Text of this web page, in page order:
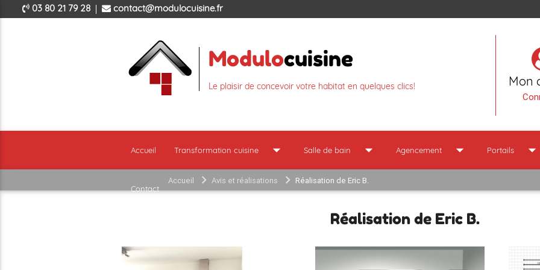
03 80 21 79 28 contact@modulocuisine.fr
Modulocuisine
Le plaisir de concevoir votre habitat en quelques clics! Mon
Accueil Transformation cuisine arrow_drop_down Salle de bain arrow_drop_down Agencement arrow_drop_down Portails arrow_drop_down
Contact
Accueil Avis et réalisations Réalisation de Eric B.
Réalisation de Eric B.